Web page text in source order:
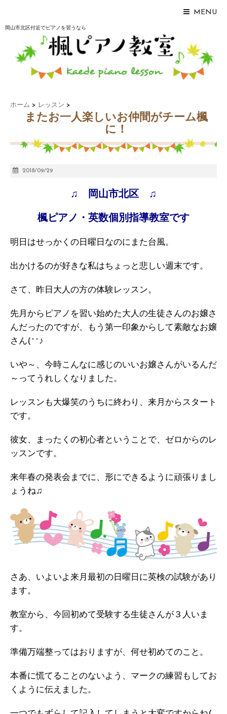
MENU
岡山市北区付近でピアノを習うなら
ホーム > レッスン >
またお一人楽しいお仲間がチーム楓
に！
2018/09/29
♫ 岡山市北区 ♫
楓ピアノ・英数個別指導教室です
明日はせっかくの日曜日なのにまた台風。
出かけるのが好きな私はちょっと悲しい週末です。
さて、昨日大人の方の体験レッスン。
先月からピアノを習い始めた大人の生徒さんのお嬢さ
んだったのですが、もう第一印象からして素敵なお嬢
さん(^^♪
いや～、今時こんなに感じのいいお嬢さんがいるんだ
～ってうれしくなりました。
レッスンも大爆笑のうちに終わり、来月からスタート
です。
彼女、まったくの初心者ということで、ゼロからのレ
ッスンです。
来年春の発表会までに、形にできるように頑張りまし
ょうね♫
さあ、いよいよ来月最初の日曜日に英検の試験があり
ます。
教室から、今回初めて受験する生徒さんが３人いま
す。
準備万端整ってはおりますが、何せ初めてのこと。
本番に慌てることのないよう、マークの練習もしてお
くように伝えました。